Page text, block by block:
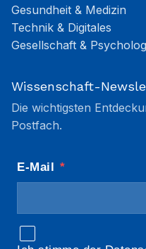
Gesundheit & Medizin
Technik & Digitales
Gesellschaft &
Wissenschaft-
Die wichtigsten
Postfach.